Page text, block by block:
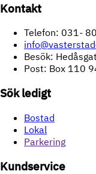
Kontakt
Telefon: 031-
Besök:
Post: Box 110
Sök ledigt
Bostad
Lokal
Parkering
Kundservice